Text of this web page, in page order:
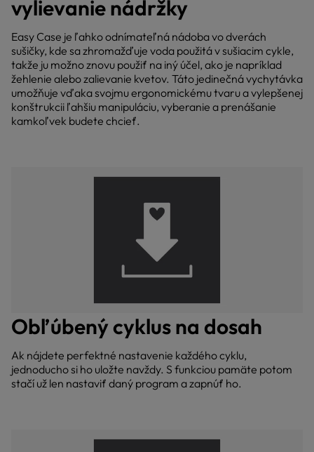
vylievanie nádržky
Easy Case je ľahko odnímateľná nádoba vo dverách
sušičky, kde sa zhromažďuje voda použitá v sušiacim cykle,
takže ju možno znovu použiť na iný účel, ako je napríklad
žehlenie alebo zalievanie kvetov. Táto jedinečná vychytávka
umožňuje vďaka svojmu ergonomickému tvaru a vylepšenej
konštrukcii ľahšiu manipuláciu, vyberanie a prenášanie
kamkoľvek budete chcieť.
Obľúbený cyklus na dosah
Ak nájdete perfektné nastavenie každého cyklu,
jednoducho si ho uložte navždy. S funkciou pamäte potom
stačí už len nastaviť daný program a zapnúť ho.